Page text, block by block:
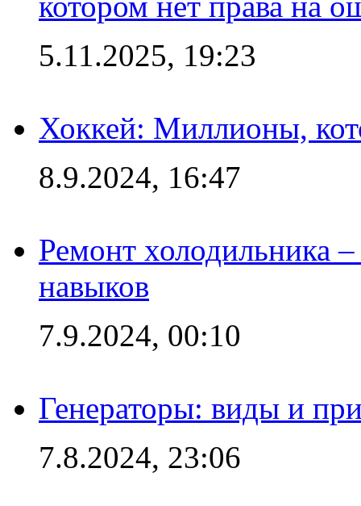
5.11.2025, 19:23
Хоккей: Миллионы,
8.9.2024, 16:47
Ремонт холодильника
навыков
7.9.2024, 00:10
Генераторы: виды и
7.8.2024, 23:06